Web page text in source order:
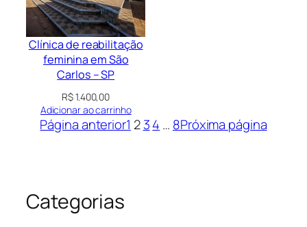
Clínica de reabilitação
feminina em São
Carlos – SP
R$1.400,00
Adicionar ao carrinho
Página anterior1 2 34 … 8Próxima página
Categorias